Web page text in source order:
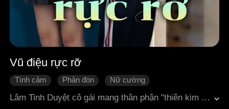
Vũ điệu rực rỡ
Tình cảm Phản đòn
Nữ cường
Quá trình thay đổi của nhân vật
Tình cảm gia đình
Lâm Tinh Duyệt cô gái mang thân phận "thiên kim thật" sau khi từ vùng quê trở về gia tộc hào môn, phải đối mặt với những âm mưu tính toán của "thiên kim giả" Thẩm Thanh Dao, sự thiên vị của gia đình và áp lực chèn ép từ nhà trường. Nhưng mục tiêu duy nhất của cô luôn rõ ràng và kiên định: kiếm tiền, thi nghệ thuật và thực hiện ước mơ múa. Bị vu khống đến mức phải thôi học, bị tước quyền tham gia kỳ thi, tất cả vẫn không thể khiến cô cúi đầu. Một lần ngẫu hứng múa trong mưa, cô khiến giới chuyên môn kinh ngạc; một kỳ thi thử bị cản trở, cô vẫn áp đảo toàn bộ thí sinh với thành tích đứng đầu cách biệt. Giữa vòng xoáy hào môn, cô khinh thường những cuộc tranh đấu trong gia tộc, chỉ dùng thực lực tuyệt đối để chứng minh bản thân, từng bước tiến lên con đường ngôi sao rực rỡ thuộc về chính mình.